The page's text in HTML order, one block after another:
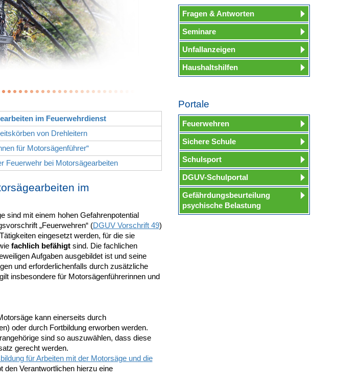
im Feuerwehrdienst
von Drehleitern
für Motorsägenführer“
Feuerwehr bei Motorsägearbeiten
im
sind mit einem hohen Gefahrenpotential
„Feuerwehren“ (DGUV Vorschrift 49)
eingesetzt werden, für die sie
fachlich befähigt sind. Die fachlichen
Aufgaben ausgebildet ist und seine
und erforderlichenfalls durch zusätzliche
insbesondere für Motorsägenführerinnen und
kann einerseits durch
oder durch Fortbildung erworben werden.
sind so auszuwählen, dass diese
gerecht werden.
für Arbeiten mit der Motorsäge und die
den Verantwortlichen hierzu eine
Fragen & Antworten
Seminare
Unfallanzeigen
Haushaltshilfen
Portale
Feuerwehren
Sichere Schule
Schulsport
DGUV-Schulportal
Gefährdungsbeurteilung
psychische Belastung